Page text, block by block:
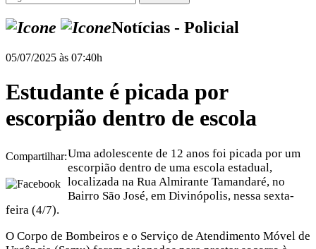
Notícias - Policial
05/07/2025 às 07:40h
Estudante é picada por
escorpião dentro de escola
Compartilhar:Uma adolescente de 12 anos foi picada por um
escorpião dentro de uma escola estadual,
localizada na Rua Almirante Tamandaré, no
Bairro São José, em Divinópolis, nessa sexta-
feira (4/7).
O Corpo de Bombeiros e o Serviço de Atendimento Móvel de